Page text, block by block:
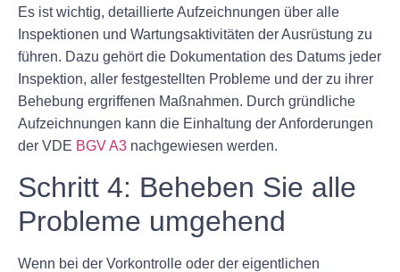
Es ist wichtig, detaillierte Aufzeichnungen über alle
Inspektionen und Wartungsaktivitäten der Ausrüstung zu
führen. Dazu gehört die Dokumentation des Datums jeder
Inspektion, aller festgestellten Probleme und der zu ihrer
Behebung ergriffenen Maßnahmen. Durch gründliche
Aufzeichnungen kann die Einhaltung der Anforderungen
der VDE BGV A3 nachgewiesen werden.
Schritt 4: Beheben Sie alle
Probleme umgehend
Wenn bei der Vorkontrolle oder der eigentlichen